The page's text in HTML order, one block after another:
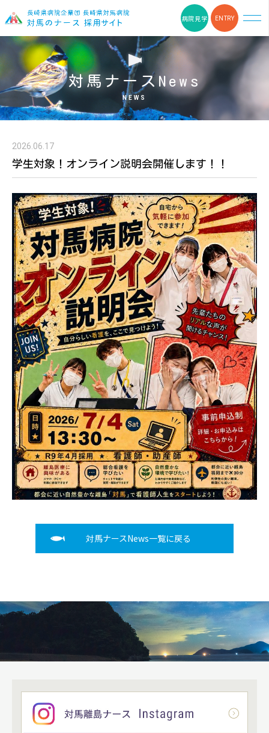
病院見学 ENTRY
HOME
対馬ナースNEWS
データで見る対馬病院
福利厚生
離島ナースの声
グローバルナース対談
対馬移住ヒストリー
よくある質問
対馬病院公式SNS
対馬ナースNews
NEWS
2026.06.17
学生対象！オンライン説明会開催します！！
対馬ナースNews一覧に戻る